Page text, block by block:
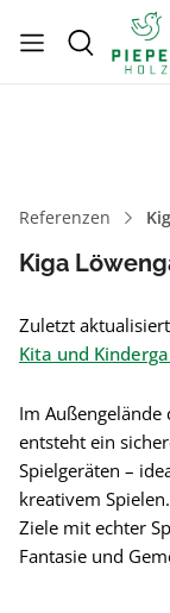
Referenzen
Kiga
Zuletzt
Kita und
Im Außengelände
entsteht ein
Spielgeräten –
kreativem
Ziele mit echter
Fantasie und